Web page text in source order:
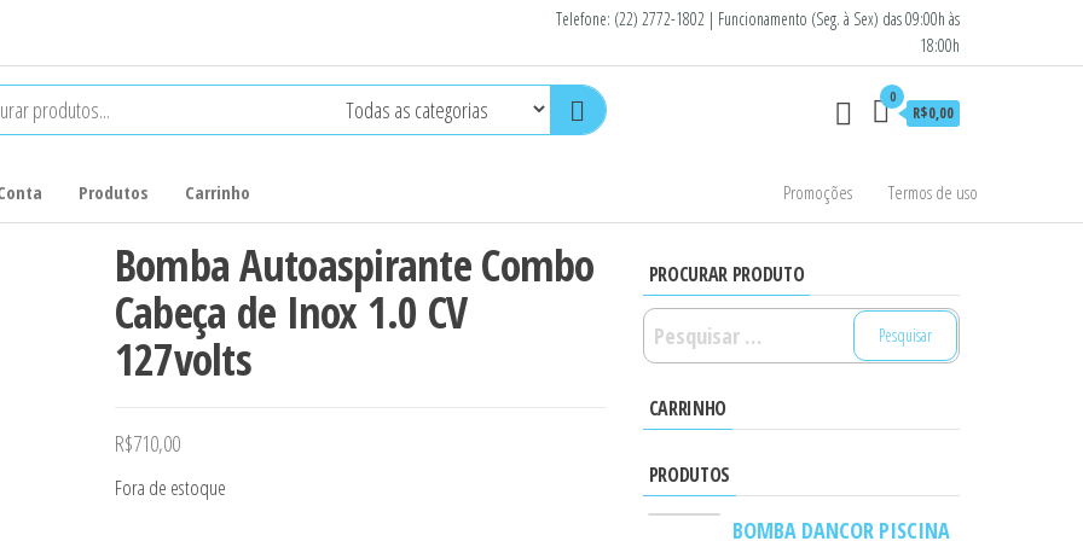
Telefone: (22) 2772-1802 | Funcionamento (Seg. à Sex) das 09:00h às
18:00h
0
R$0,00
Produtos Carrinho Promoções Termos de uso
Bomba Autoaspirante Combo
Cabeça de Inox 1.0 CV
127volts
R$710,00
Fora de estoque
PROCURAR PRODUTO
Pesquisar
por:
CARRINHO
PRODUTOS
BOMBA DANCOR PISCINA